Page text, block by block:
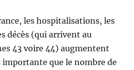
les hospitalisations, les
décès (qui arrivent au
43 voire 44) augmentent
importante que le nombre de